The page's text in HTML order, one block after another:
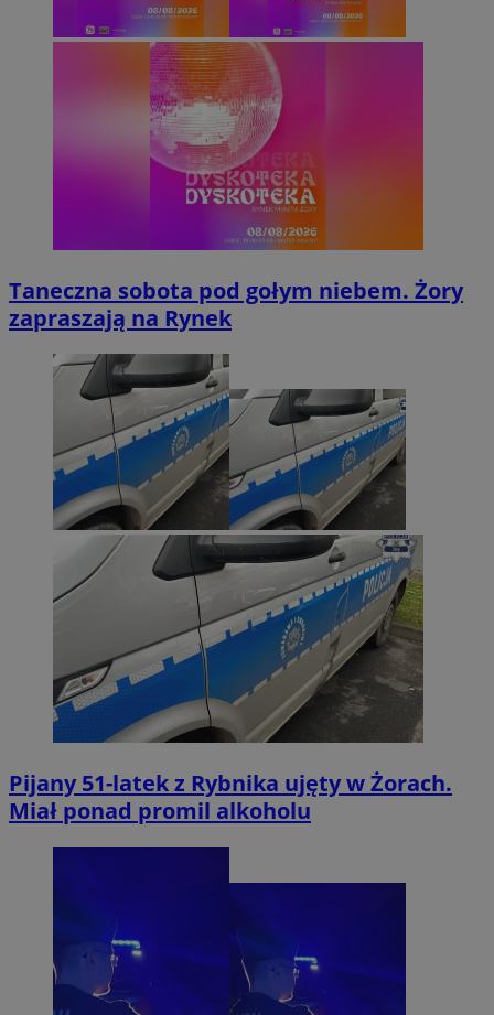
Taneczna sobota pod gołym niebem. Żory
zapraszają na Rynek
Pijany 51-latek z Rybnika ujęty w Żorach.
Miał ponad promil alkoholu